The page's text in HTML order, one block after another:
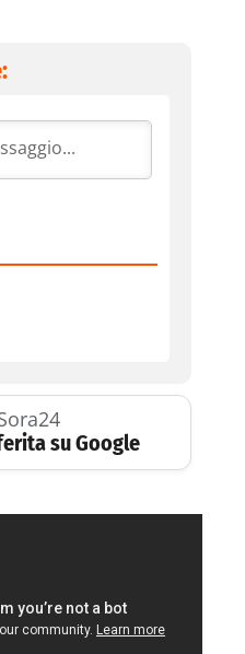
su Google